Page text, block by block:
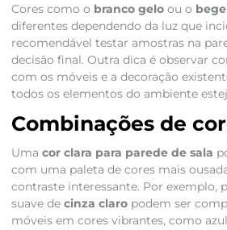
Cores como o branco geloou o
diferentes dependendo da luz que
recomendável testar amostras na
decisão final. Outra dica é observar
com os móveis e a decoração
todos os elementos do ambiente
Combinações de
Uma cor clara para parede de sala
com uma paleta de cores mais
contraste interessante. Por exemplo,
suave de cinza claropodem ser
móveis em cores vibrantes, como